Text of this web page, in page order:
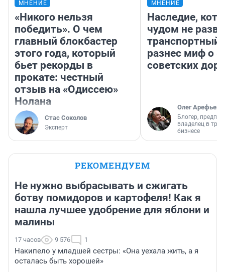
МНЕНИЕ
«Никого нельзя
победить». О чем
главный блокбастер
этого года, который
бьет рекорды в
прокате: честный
отзыв на «Одиссею»
Нолана
Стас Соколов
Эксперт
МНЕНИЕ
Наследие,
чудом не
транспортный
разнес миф о
советских
Олег Арефьев
Блогер,
владелец в
бизнесе
РЕКОМЕНДУЕМ
Не нужно выбрасывать и сжигать
ботву помидоров и картофеля! Как я
нашла лучшее удобрение для яблони и
малины
17 часов 9 576 1
Накипело у младшей сестры: «Она уехала жить, а я
осталась быть хорошей»